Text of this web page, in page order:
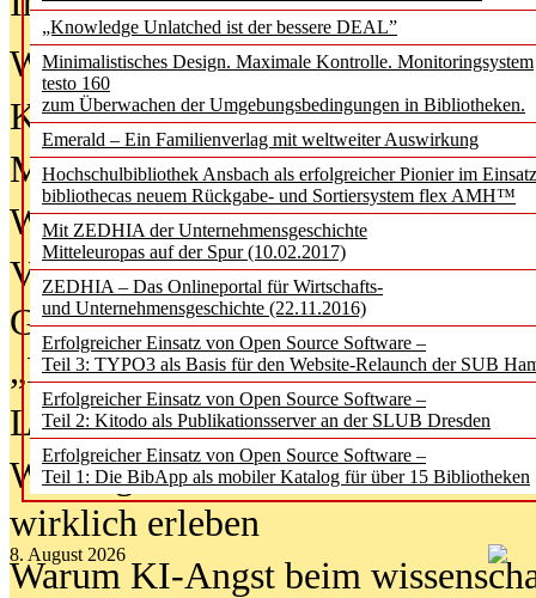
„Knowledge Unlatched ist der bessere DEAL”
Minimalistisches Design. Maximale Kontrolle. Monitoringsystem
testo 160
zum Überwachen der Umgebungsbedingungen in Bibliotheken.
Emerald – Ein Familienverlag mit weltweiter Auswirkung
Hochschulbibliothek Ansbach als erfolgreicher Pionier im
bibliothecas neuem Rückgabe- und Sortiersystem flex AMH™
Mit ZEDHIA der Unternehmensgeschichte
Mitteleuropas auf der Spur (10.02.2017)
ZEDHIA – Das Onlineportal für Wirtschafts-
und Unternehmensgeschichte (22.11.2016)
Erfolgreicher Einsatz von Open Source Software –
Teil 3: TYPO3 als Basis für den Website-Relaunch der SUB
Erfolgreicher Einsatz von Open Source Software –
Teil 2: Kitodo als Publikationsserver an der SLUB Dresden
Erfolgreicher Einsatz von Open Source Software –
Teil 1: Die BibApp als mobiler Katalog für über 15 Bibliotheken
8. August 2026
Was Hochschul­bibliotheken von
Kinder in der digitalen Welt
Metadaten als Infrastruktur
Wenn Bots katalogisieren
Von Abschlusskleidern bis
Geisterjagd-Ausrüstung in der
„Library of Things“ unterwegs
Lesen als Infrastrukturaufgabe
Wie Jugendliche Social Media
wirklich erleben
Warum KI-Angst beim